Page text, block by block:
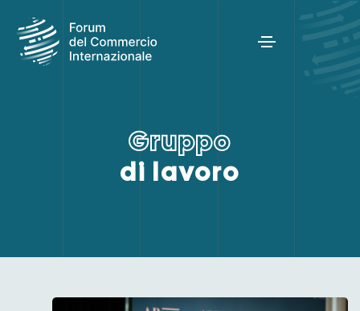
Gruppo
di lavoro